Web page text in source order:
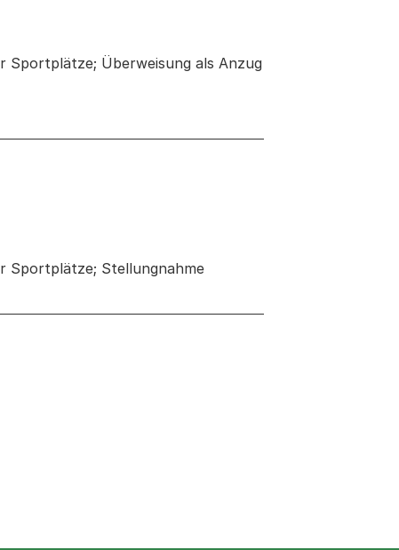
Überweisung als Anzug
Sportplätze; Stellungnahme